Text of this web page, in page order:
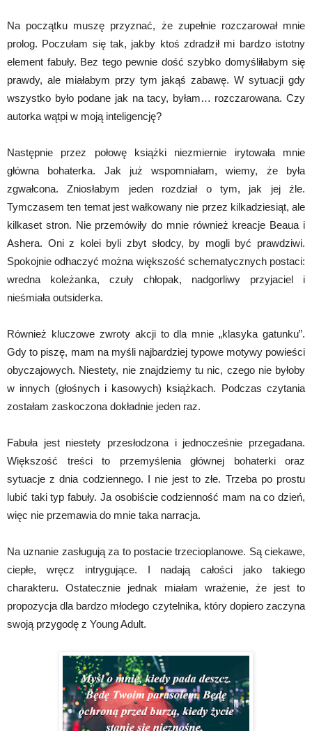
Na początku muszę przyznać, że zupełnie rozczarował mnie
prolog. Poczułam się tak, jakby ktoś zdradził mi bardzo istotny
element fabuły. Bez tego pewnie dość szybko domyśliłabym się
prawdy, ale miałabym przy tym jakąś zabawę. W sytuacji gdy
wszystko było podane jak na tacy, byłam… rozczarowana. Czy
autorka wątpi w moją inteligencję?
Następnie przez połowę książki niezmiernie irytowała mnie
główna bohaterka. Jak już wspomniałam, wiemy, że była
zgwałcona. Zniosłabym jeden rozdział o tym, jak jej źle.
Tymczasem ten temat jest wałkowany nie przez kilkadziesiąt, ale
kilkaset stron. Nie przemówiły do mnie również kreacje Beaua i
Ashera. Oni z kolei byli zbyt słodcy, by mogli być prawdziwi.
Spokojnie odhaczyć można większość schematycznych postaci:
wredna koleżanka, czuły chłopak, nadgorliwy przyjaciel i
nieśmiała outsiderka.
Również kluczowe zwroty akcji to dla mnie „klasyka gatunku”.
Gdy to piszę, mam na myśli najbardziej typowe motywy powieści
obyczajowych. Niestety, nie znajdziemy tu nic, czego nie byłoby
w innych (głośnych i kasowych) książkach. Podczas czytania
zostałam zaskoczona dokładnie jeden raz.
Fabuła jest niestety przesłodzona i jednocześnie przegadana.
Większość treści to przemyślenia głównej bohaterki oraz
sytuacje z dnia codziennego. I nie jest to złe. Trzeba po prostu
lubić taki typ fabuły. Ja osobiście codzienność mam na co dzień,
więc nie przemawia do mnie taka narracja.
Na uznanie zasługują za to postacie trzecioplanowe. Są ciekawe,
ciepłe, wręcz intrygujące. I nadają całości jako takiego
charakteru. Ostatecznie jednak miałam wrażenie, że jest to
propozycja dla bardzo młodego czytelnika, który dopiero zaczyna
swoją przygodę z Young Adult.